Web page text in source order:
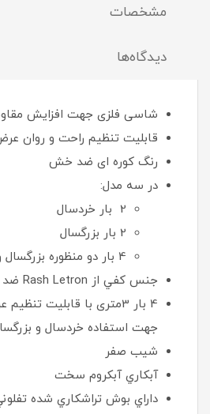
مشخصات
دیدگاه‌ها
شاسی فلزی جهت افزایش
قابليت تنظيم راحت و روان
رنگ کوره ای ضد خش
در سه مدل:
2 بار خردسال
2 بار بزرگسال
4 بار دو منظوره بزرگسال و خردسال
جنس کفي از Rash Letron ضد خش
4 بار 3متری با قابليت
جهت استفاده‌ خردسال و
شيب صفر
آبکاري آبکروم سخت
داراي بوش تراشکاري شده